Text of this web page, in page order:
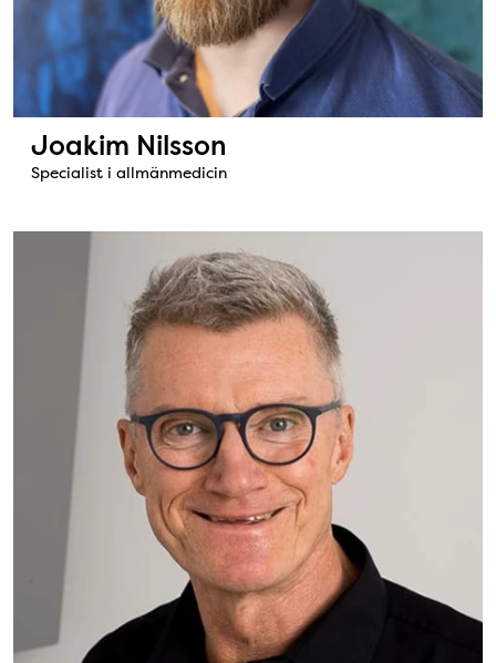
Joakim Nilsson
Specialist i allmänmedicin
Bild: Jonas Mattsson